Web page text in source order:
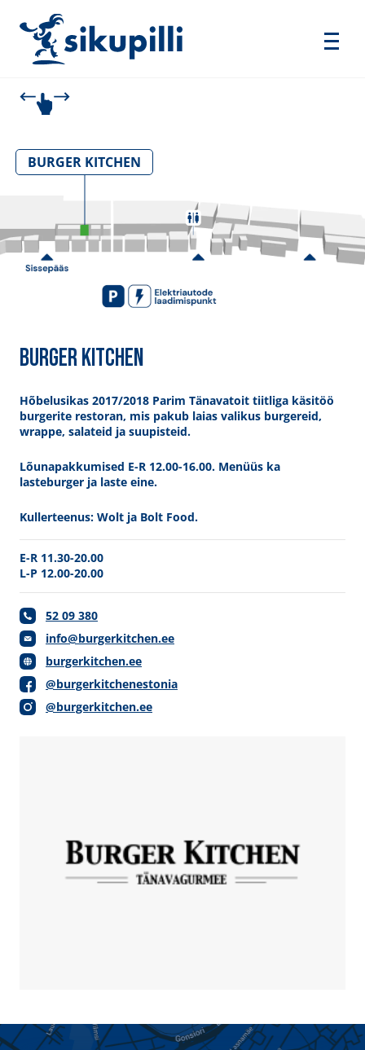
BURGER KITCHEN
BURGER KITCHEN
Hõbelusikas 2017/2018 Parim Tänavatoit tiitliga käsitöö
burgerite restoran, mis pakub laias valikus burgereid,
wrappe, salateid ja suupisteid.
Lõunapakkumised E-R 12.00-16.00. Menüüs ka
lasteburger ja laste eine.
Kullerteenus: Wolt ja Bolt Food.
E-R 11.30-20.00
L-P 12.00-20.00
52 09 380
info@burgerkitchen.ee
burgerkitchen.ee
@burgerkitchenestonia
@burgerkitchen.ee